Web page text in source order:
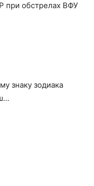
при обстрелах ВФУ
знаку зодиака